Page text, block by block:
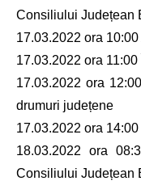
Consiliului Județean
17.03.2022 ora
17.03.2022 ora
17.03.2022 ora
drumuri județene
17.03.2022 ora
18.03.2022 ora
Consiliului Județean